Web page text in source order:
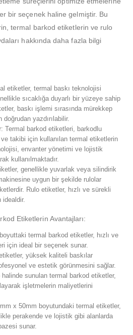
bir seçenek haline gelmiştir. Bu
termal barkod etiketlerin ve rulo
hakkında daha fazla bilgi
etiketler, termal baskı teknolojisi
sıcaklığa duyarlı bir yüzeye sahip
baskı işlemi sırasında mürekkep
yazdırılabilir.
Termal barkod etiketleri, barkodlu
ve takibi için kullanılan termal etiketlerin
envanter yönetimi ve lojistik
kullanılmaktadır.
genellikle yuvarlak veya silindirik
uygun bir şekilde rulolar
Rulo etiketler, hızlı ve sürekli
idealdir.
Etiketlerin Avantajları:
termal barkod etiketler, hızlı ve
için ideal bir seçenek sunar.
yüksek kaliteli baskılar
ve estetik görünmesini sağlar.
sunulan termal barkod etiketler,
işletmelerin maliyetlerini
x 50mm boyutundaki termal etiketler,
perakende ve lojistik gibi alanlarda
sunar.